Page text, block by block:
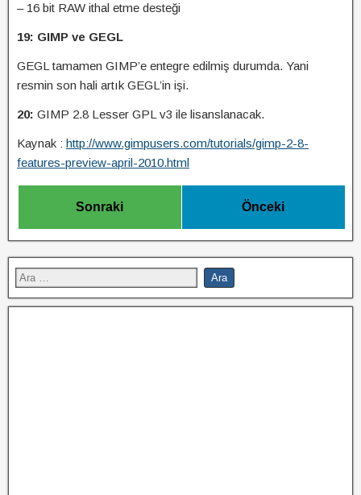
– 16 bit RAW ithal etme desteği
19: GIMP ve GEGL
GEGL tamamen GIMP’e entegre edilmiş durumda. Yani
resmin son hali artık GEGL’in işi.
20: GIMP 2.8 Lesser GPL v3 ile lisanslanacak.
Kaynak : http://www.gimpusers.com/tutorials/gimp-2-8-
features-preview-april-2010.html
Sonraki Önceki